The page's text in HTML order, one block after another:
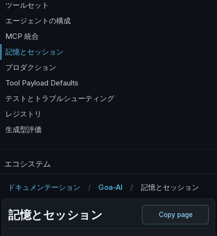
ツールセット
エージェントの構成
MCP 統合
記憶とセッション
プロダクション
Tool Payload Defaults
テストとトラブルシューティング
レジストリ
生成型評価
エコシステム
ドキュメンテーション Goa-AI 記憶とセッション
記憶とセッション Copy page